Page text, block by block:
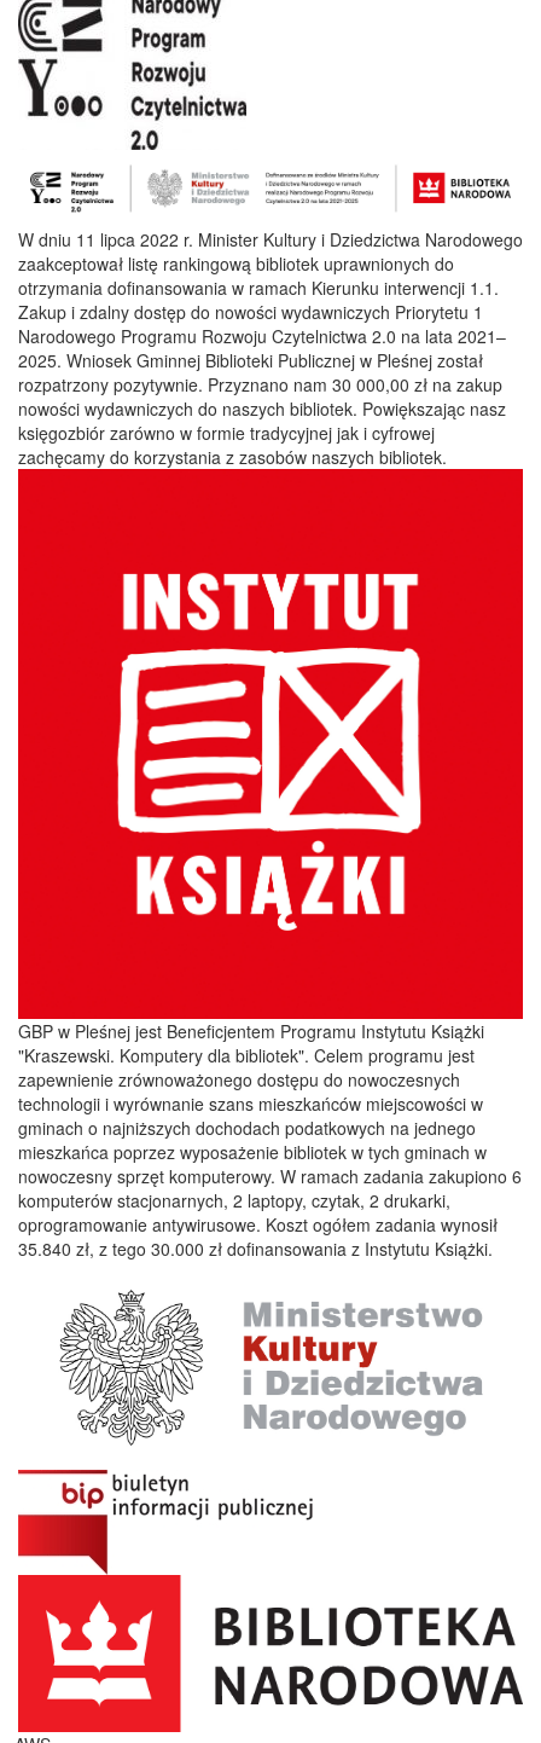
W dniu 11 lipca 2022 r. Minister Kultury i Dziedzictwa Narodowego
zaakceptował listę rankingową bibliotek uprawnionych do
otrzymania dofinansowania w ramach Kierunku interwencji 1.1.
Zakup i zdalny dostęp do nowości wydawniczych Priorytetu 1
Narodowego Programu Rozwoju Czytelnictwa 2.0 na lata 2021–
2025. Wniosek Gminnej Biblioteki Publicznej w Pleśnej został
rozpatrzony pozytywnie. Przyznano nam 30 000,00 zł na zakup
nowości wydawniczych do naszych bibliotek. Powiększając nasz
księgozbiór zarówno w formie tradycyjnej jak i cyfrowej
zachęcamy do korzystania z zasobów naszych bibliotek.
GBP w Pleśnej jest Beneficjentem Programu Instytutu Książki
"Kraszewski. Komputery dla bibliotek". Celem programu jest
zapewnienie zrównoważonego dostępu do nowoczesnych
technologii i wyrównanie szans mieszkańców miejscowości w
gminach o najniższych dochodach podatkowych na jednego
mieszkańca poprzez wyposażenie bibliotek w tych gminach w
nowoczesny sprzęt komputerowy. W ramach zadania zakupiono 6
komputerów stacjonarnych, 2 laptopy, czytak, 2 drukarki,
oprogramowanie antywirusowe. Koszt ogółem zadania wynosił
35.840 zł, z tego 30.000 zł dofinansowania z Instytutu Książki.